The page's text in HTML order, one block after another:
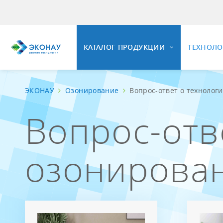
КАТАЛОГ ПРОДУКЦИИ
ОЗОНАТОРНОЕ ОБОРУДОВАНИЕ
Установки озонирования воды
Универсальные озонаторные
установки
Промышленные озонаторы воздуха
Комплектующие и КИПиА
Общие
ЭКОНАУ Озонирование Вопрос-ответ о
Вопрос-